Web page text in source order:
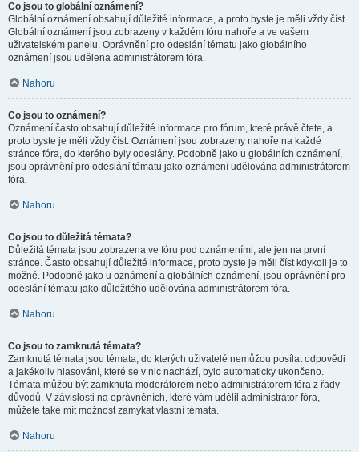
Co jsou to globální oznámení?
Globální oznámení obsahují důležité informace, a proto byste je měli vždy číst.
Globální oznámení jsou zobrazeny v každém fóru nahoře a ve vašem
uživatelském panelu. Oprávnění pro odeslání tématu jako globálního
oznámení jsou udělena administrátorem fóra.
Nahoru
Co jsou to oznámení?
Oznámení často obsahují důležité informace pro fórum, které právě čtete, a
proto byste je měli vždy číst. Oznámení jsou zobrazeny nahoře na každé
stránce fóra, do kterého byly odeslány. Podobně jako u globálních oznámení,
jsou oprávnění pro odeslání tématu jako oznámení udělována administrátorem
fóra.
Nahoru
Co jsou to důležitá témata?
Důležitá témata jsou zobrazena ve fóru pod oznámeními, ale jen na první
stránce. Často obsahují důležité informace, proto byste je měli číst kdykoli je to
možné. Podobně jako u oznámení a globálních oznámení, jsou oprávnění pro
odeslání tématu jako důležitého udělována administrátorem fóra.
Nahoru
Co jsou to zamknutá témata?
Zamknutá témata jsou témata, do kterých uživatelé nemůžou posílat odpovědi
a jakékoliv hlasování, které se v nic nachází, bylo automaticky ukončeno.
Témata můžou být zamknuta moderátorem nebo administrátorem fóra z řady
důvodů. V závislosti na oprávněních, které vám udělil administrátor fóra,
můžete také mít možnost zamykat vlastní témata.
Nahoru